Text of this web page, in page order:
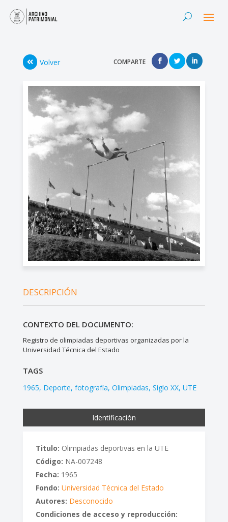
Volver COMPARTE
DESCRIPCIÓN
CONTEXTO DEL DOCUMENTO:
Registro de olimpiadas deportivas organizadas por la
Universidad Técnica del Estado
TAGS
1965 Deporte fotografía Olimpiadas Siglo XX UTE
Identificación
Titulo: Olimpiadas deportivas en la UTE
Código: NA-007248
Fecha: 1965
Fondo: Universidad Técnica del Estado
Autores: Desconocido
Condiciones de acceso y reproducción: